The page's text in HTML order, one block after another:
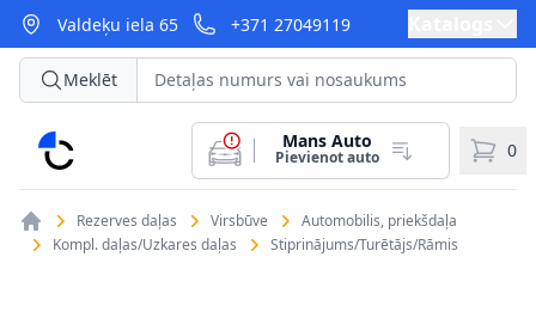
Valdeķu iela 65 +371 27049119
CarParts
Meklēt
Mans Auto
Pievienot auto 0
Rezerves daļas Virsbūve
Automobilis, priekšdaļa
Kompl. daļas/Uzkares daļas
Stiprinājums/Turētājs/Rāmis